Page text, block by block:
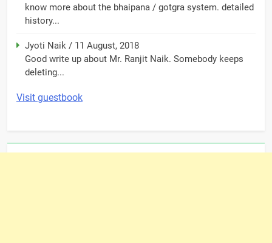
know more about the bhaipana / gotgra system. detailed
history...
Jyoti Naik / 11 August, 2018
Good write up about Mr. Ranjit Naik. Somebody keeps
deleting...
Visit guestbook